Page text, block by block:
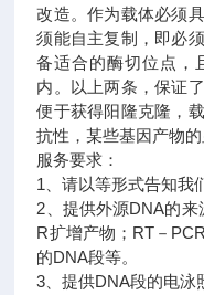
改造。作为载体必须
须能自主复制，即必
备适合的酶切位点，
内。以上两条，保证
便于获得阳隆克隆，
抗性，某些基因产物的
服务要求：
1、请以等形式告知我
2、提供外源DNA的来
R扩增产物；RT－
的DNA段等。
3、提供DNA段的电泳